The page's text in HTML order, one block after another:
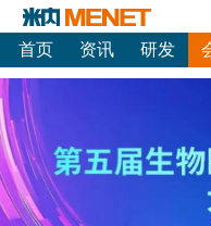
首页 资讯 研发